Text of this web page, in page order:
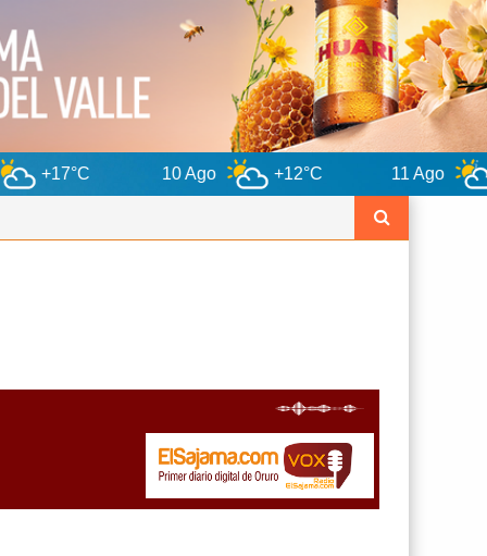
10 Ago +12°C 11 Ago +12°C